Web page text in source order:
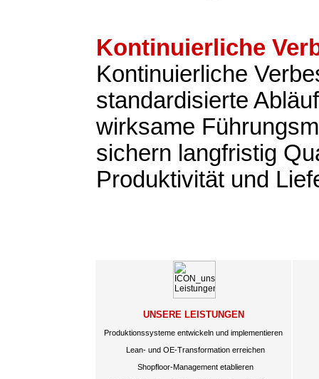
Kontinuierliche
Kontinuierliche
standardisierte
wirksame
sichern langfristig
Produktivität und
UNSERE LEISTUNGEN
Produktionssysteme entwickeln und implementieren
Lean- und OE-Transformation erreichen
Shopfloor-Management etablieren